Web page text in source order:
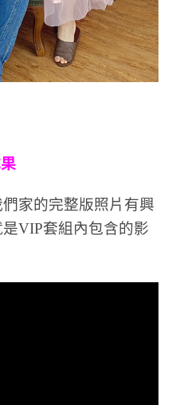
家的完整版照片有興
VIP套組內包含的影